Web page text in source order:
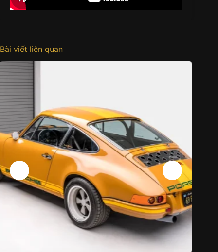
Bài viết liên quan